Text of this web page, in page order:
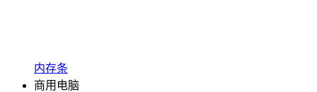
内存条
商用电脑